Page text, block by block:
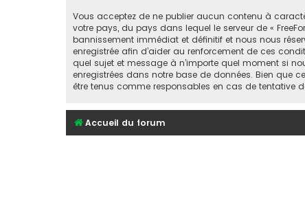
Vous acceptez de ne publier aucun contenu à
votre pays, du pays dans lequel le serveur de «
bannissement immédiat et définitif et nous nous
enregistrée afin d’aider au renforcement de ces
quel sujet et message à n’importe quel moment si
enregistrées dans notre base de données. Bien que
être tenus comme responsables en cas de tentative
Accueil du forum